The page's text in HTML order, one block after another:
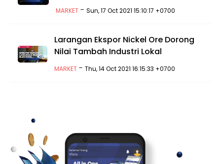
MARKET- Sun, 17 Oct 2021 15:10:17 +0700
Larangan Ekspor Nickel Ore Dorong
Nilai Tambah Industri Lokal
MARKET- Thu, 14 Oct 2021 16:15:33 +0700